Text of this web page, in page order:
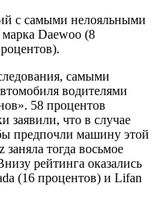
с самыми нелояльными
Daewoo (8
самыми
водителями
58 процентов
заявили, что в случае
предпочли машину этой
тогда восьмое
рейтинга оказались
(16 процентов) и Lifan